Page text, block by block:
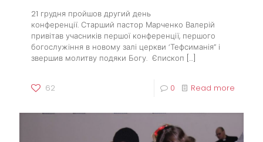
21 грудня пройшов другий день
конференції. Старший пастор Марченко Валерій
привітав учасників першої конференції, першого
богослужіння в новому залі церкви ‘Тефсиманія” і
звершив молитву подяки Богу. Єпископ […]
62 0 Read more